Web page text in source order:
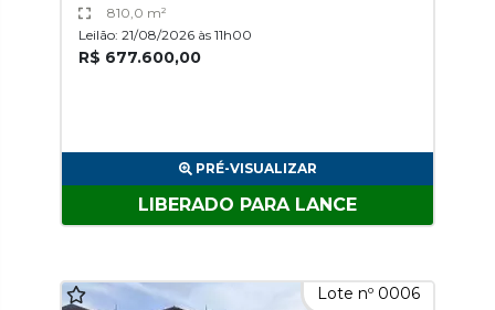
810,0 m²
Leilão: 21/08/2026 às 11h00
R$ 677.600,00
PRÉ-VISUALIZAR
LIBERADO PARA LANCE
Lote nº 0006